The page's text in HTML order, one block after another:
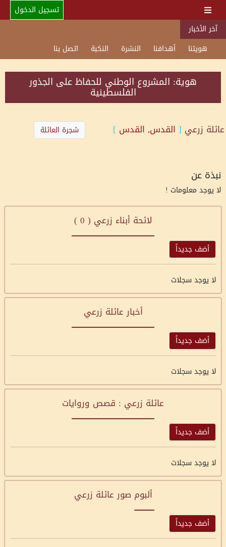
تسجيل الدخول
آخر الأخبار
هويتنا
أهدافنا النشرة النكبة اتصل بنا
هوية: المشروع الوطني للحفاظ على الجذور
الفلسطينية
عائلة زرعي [ القدس, القدس ] شجرة العائلة
نبذة عن
لا يوجد معلومات !
لائحة أبناء زرعي ( 0
)
أضف جديداً
لا يوجد سجلات
أخبار عائلة زرعي
أضف جديداً
لا يوجد سجلات
عائلة زرعي : قصص وروايات
أضف جديداً
لا يوجد سجلات
ألبوم صور عائلة زرعي
أضف جديداً